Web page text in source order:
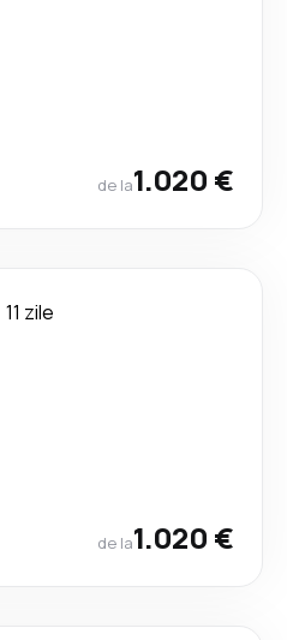
de la1.020 €
11 zile
de la1.020 €